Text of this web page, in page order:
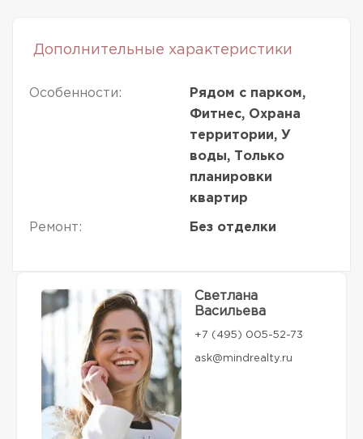
Дополнительные характеристики
Особенности:
Рядом с парком,
Фитнес, Охрана
территории, У
воды, Только
планировки
квартир
Ремонт: Без отделки
Светлана
Васильева
+7 (495) 005-52-73
ask@mindrealty.ru